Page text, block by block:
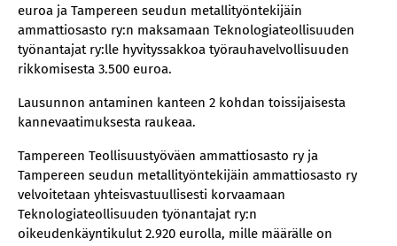
euroa ja Tampereen seudun metallityöntekijäin
ammattiosasto ry:n maksamaan Teknologiateollisuuden
työnantajat ry:lle hyvityssakkoa työrauhavelvollisuuden
rikkomisesta 3.500 euroa.
Lausunnon antaminen kanteen 2 kohdan toissijaisesta
kannevaatimuksesta raukeaa.
Tampereen Teollisuustyöväen ammattiosasto ry ja
Tampereen seudun metallityöntekijäin ammattiosasto ry
velvoitetaan yhteisvastuullisesti korvaamaan
Teknologiateollisuuden työnantajat ry:n
oikeudenkäyntikulut 2.920 eurolla, mille määrälle on